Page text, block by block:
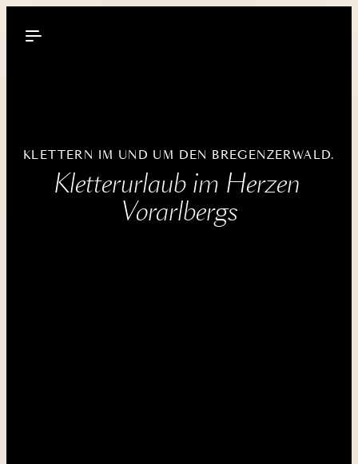
----
KLETTERN IM UND UM DEN BREGENZERWALD.
Kletterurlaub im Herzen
Vorarlbergs